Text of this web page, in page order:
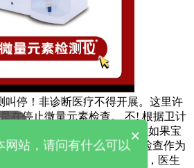
叫停！非诊断医疗不得开展。这里许
在停止微量元素检查。 不! 根据卫计
检不需要“微量元素”检测; 但如果宝
查，可以考虑做“微量元素”检查作为
果宝宝饮食正常，生长良好，医生
可以介绍下你们的产品么
×
网站，请问有什么可以